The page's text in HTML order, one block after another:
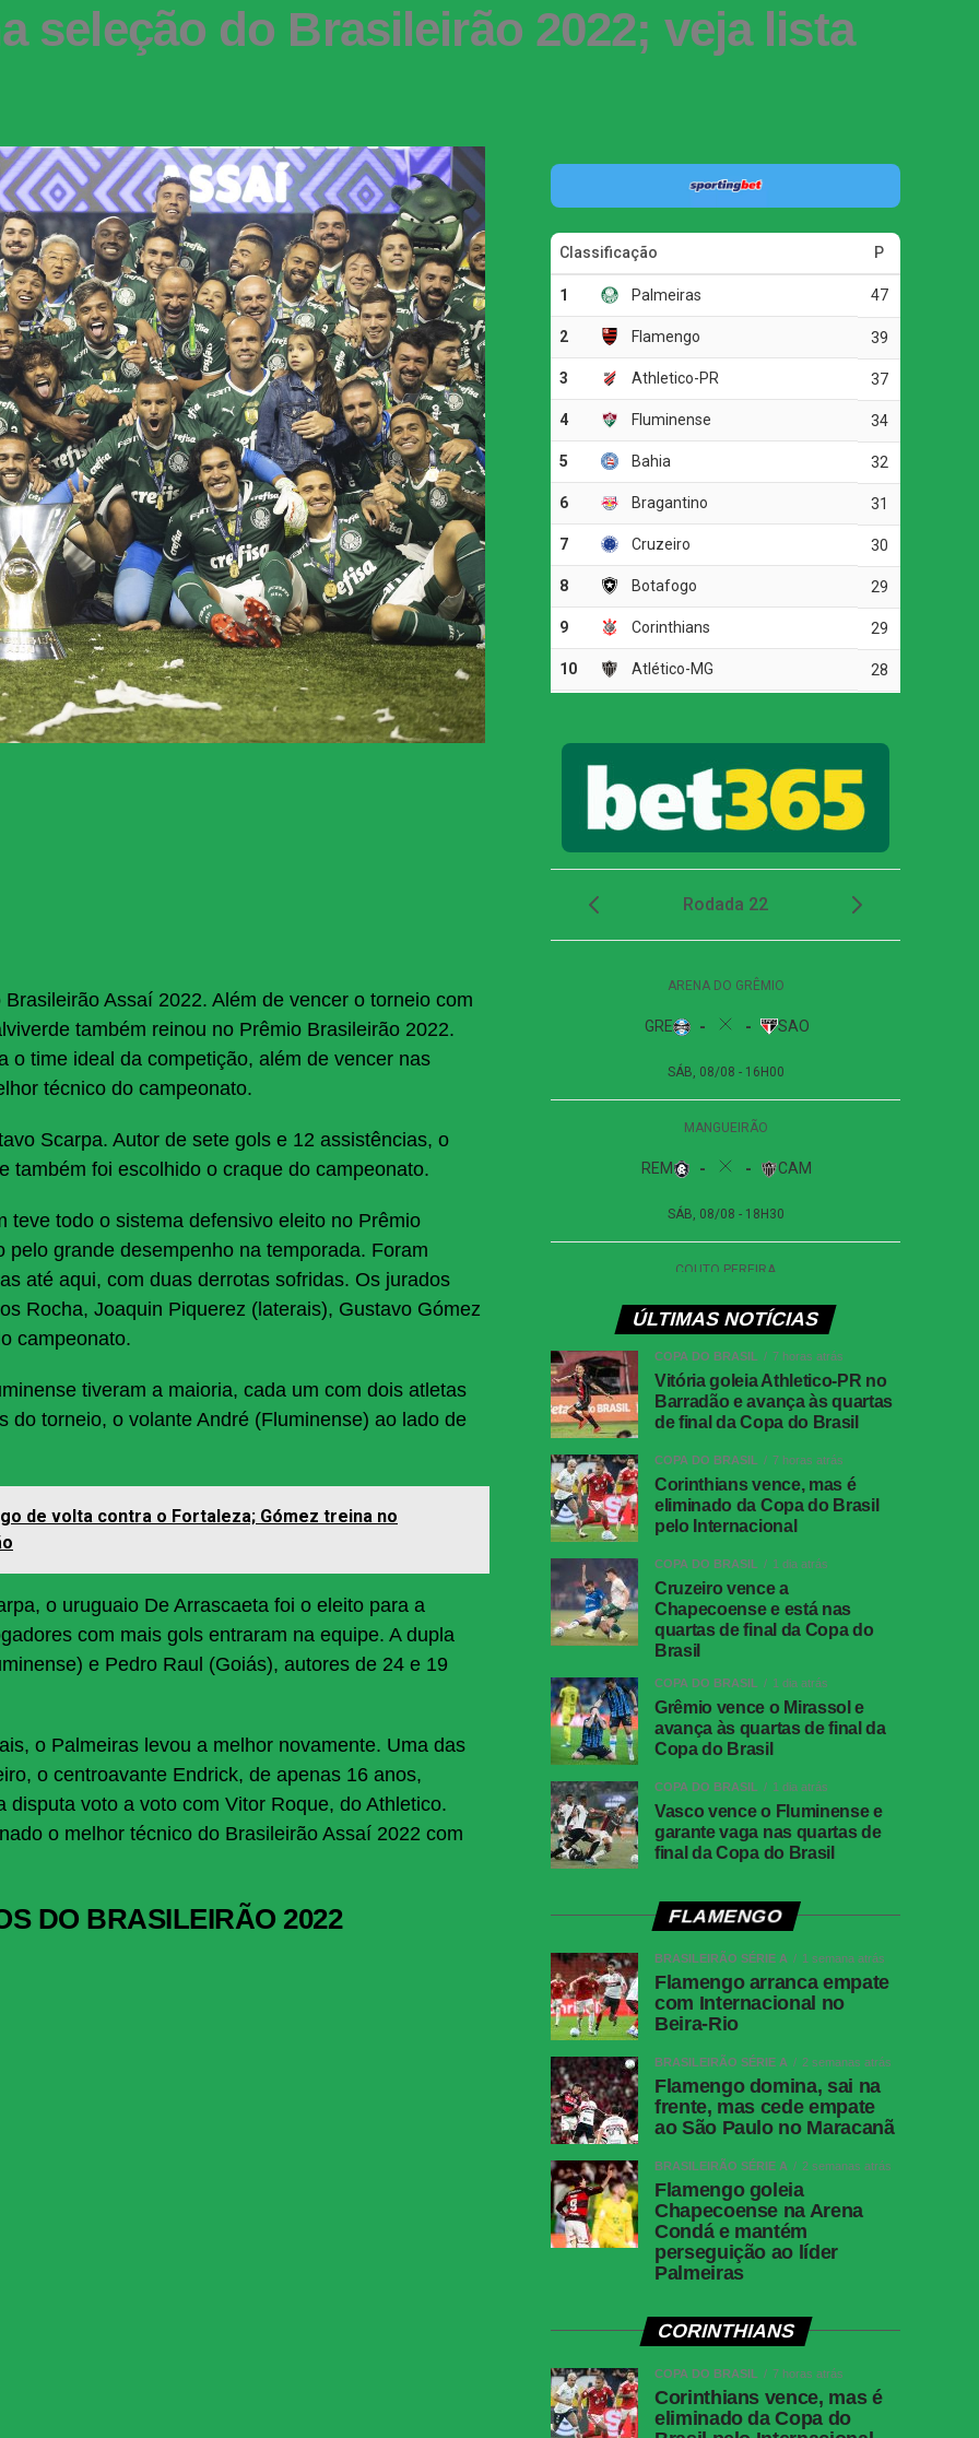
seleção do Brasileirão 2022; veja lista
Assaí 2022. Além de vencer o torneio com
também reinou no Prêmio Brasileirão 2022.
o time ideal da competição, além de vencer nas
técnico do campeonato.
Scarpa. Autor de sete gols e 12 assistências, o
também foi escolhido o craque do campeonato.
teve todo o sistema defensivo eleito no Prêmio
grande desempenho na temporada. Foram
até aqui, com duas derrotas sofridas. Os jurados
Rocha, Joaquin Piquerez (laterais), Gustavo Gómez
campeonato.
tiveram a maioria, cada um com dois atletas
do torneio, o volante André (Fluminense) ao lado de
de volta contra o Fortaleza; Gómez treina no
o uruguaio De Arrascaeta foi o eleito para a
com mais gols entraram na equipe. A dupla
e Pedro Raul (Goiás), autores de 24 e 19
o Palmeiras levou a melhor novamente. Uma das
o centroavante Endrick, de apenas 16 anos,
voto a voto com Vitor Roque, do Athletico.
o melhor técnico do Brasileirão Assaí 2022 com
DO BRASILEIRÃO 2022
ÚLTIMAS NOTÍCIAS
COPA DO BRASIL 7 horas atrás
Vitória goleia Athletico-PR no
Barradão e avança às quartas
de final da Copa do Brasil
COPA DO BRASIL 7 horas atrás
Corinthians vence, mas é
eliminado da Copa do Brasil
pelo Internacional
COPA DO BRASIL 1 dia atrás
Cruzeiro vence a
Chapecoense e está nas
quartas de final da Copa do
Brasil
COPA DO BRASIL 1 dia atrás
Grêmio vence o Mirassol e
avança às quartas de final da
Copa do Brasil
COPA DO BRASIL 1 dia atrás
Vasco vence o Fluminense e
garante vaga nas quartas de
final da Copa do Brasil
FLAMENGO
BRASILEIRÃO SÉRIE A 1 semana atrás
Flamengo arranca empate
com Internacional no
Beira-Rio
BRASILEIRÃO SÉRIE A 2 semanas atrás
Flamengo domina, sai na
frente, mas cede empate
ao São Paulo no Maracanã
BRASILEIRÃO SÉRIE A 2 semanas atrás
Flamengo goleia
Chapecoense na Arena
Condá e mantém
perseguição ao líder
Palmeiras
CORINTHIANS
COPA DO BRASIL 7 horas atrás
Corinthians vence, mas é
eliminado da Copa do